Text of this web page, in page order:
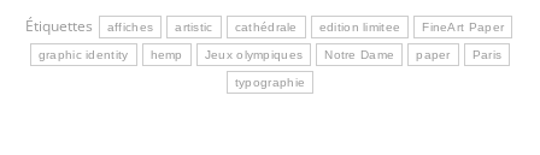
Étiquettes
affiches artistic cathédrale edition limitee FineArt Paper
graphic identity hemp Jeux olympiques Notre Dame paper Paris
typographie